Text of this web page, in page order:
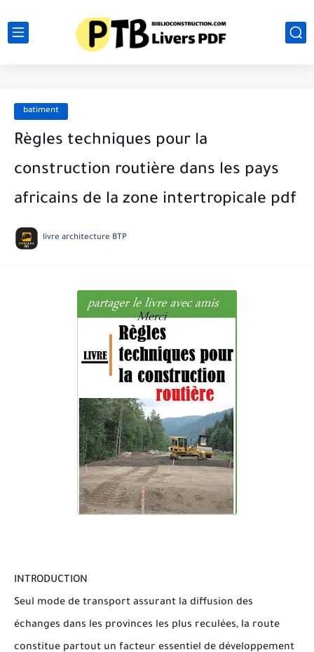
batiment
Règles techniques pour la
construction routière dans les pays
africains de la zone intertropicale pdf
livre architecture BTP
INTRODUCTION
Seul mode de transport assurant la diffusion des
échanges dans les provinces les plus reculées, la route
constitue partout un facteur essentiel de développement